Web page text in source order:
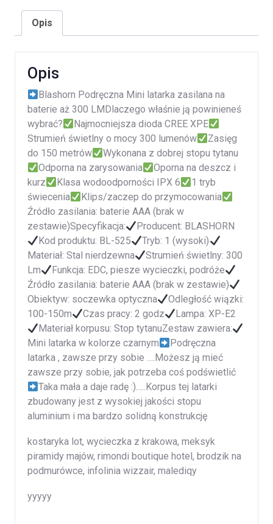
Opis
Opis
Blashorn Podręczna Mini latarka zasilana na
baterie aż 300 LMDlaczego właśnie ją powinieneś
wybrać?
Najmocniejsza dioda CREE XPE
Strumień świetlny o mocy 300 lumenów
Zasięg
do 150 metrów
Wykonana z dobrej stopu tytanu
Odporna na zarysowania
Oporna na deszcz i
kurz
Klasa wodoodporności IPX 6
1 tryb
świecenia
Klips/zaczep do przymocowania
Źródło zasilania: baterie AAA (brak w
zestawie)Specyfikacja:
Producent: BLASHORN
Kod produktu: BL-525
Tryb: 1 (wysoki)
Materiał: Stal nierdzewna
Strumień świetlny: 300
Lm
Funkcja: EDC, piesze wycieczki, podróże
Źródło zasilania: baterie AAA (brak w zestawie)
Obiektyw: soczewka optyczna
Odległość wiązki:
100-150m
Czas pracy: 2 godz
Lampa: XP-E2
Materiał korpusu: Stop tytanuZestaw zawiera:
Mini latarka w kolorze czarnym
Podręczna
latarka , zawsze przy sobie ….Możesz ją mieć
zawsze przy sobie, jak potrzeba coś podświetlić
Taka mała a daje radę :)…..Korpus tej latarki
zbudowany jest z wysokiej jakości stopu
aluminium i ma bardzo solidną konstrukcję
kostaryka lot, wycieczka z krakowa, meksyk
piramidy majów, rimondi boutique hotel, brodzik na
podmurówce, infolinia wizzair, malediqy
yyyyy